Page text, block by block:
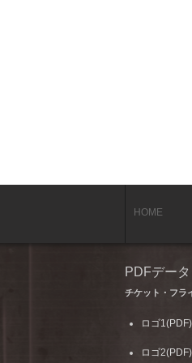
HOME
PDFデー
チケット・フラ
ロゴ1(PDF)
ロゴ2(PDF)